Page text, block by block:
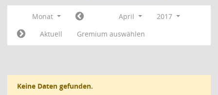
Monat April
2017
Aktuell
Gremium auswählen
Keine Daten gefunden.